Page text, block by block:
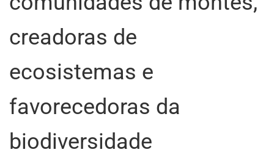
creadoras de
ecosistemas e
favorecedoras da
biodiversidade